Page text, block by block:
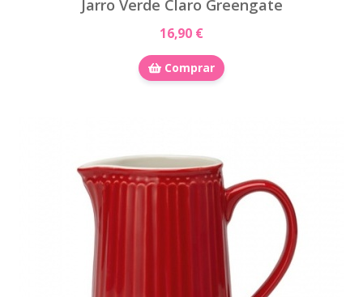
Jarro Verde Claro Greengate
16,90 €
Comprar